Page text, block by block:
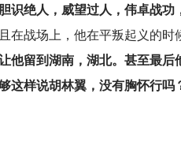
识绝人，威望过人，伟卓战功
在战场上，他在平叛起义的时
他留到湖南，湖北。甚至最后
这样说胡林翼，没有胸怀行吗